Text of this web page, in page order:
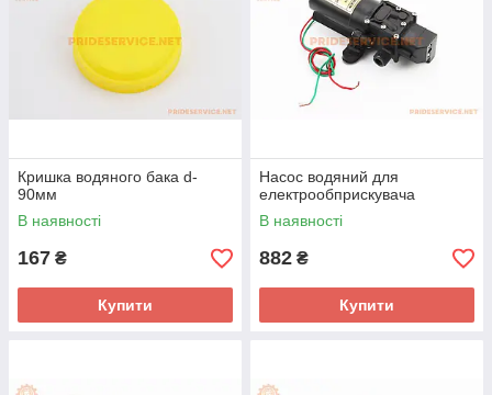
Кришка водяного бака d-
90мм
В наявності
167 ₴
Купити
Насос водяний для
електрообприскувача
В наявності
882 ₴
Купити